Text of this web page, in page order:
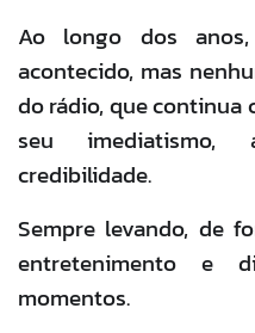
Ao longo dos
acontecido, mas
do rádio, que continua
seu imediatismo,
credibilidade.
Sempre levando, de
entretenimento e
momentos.